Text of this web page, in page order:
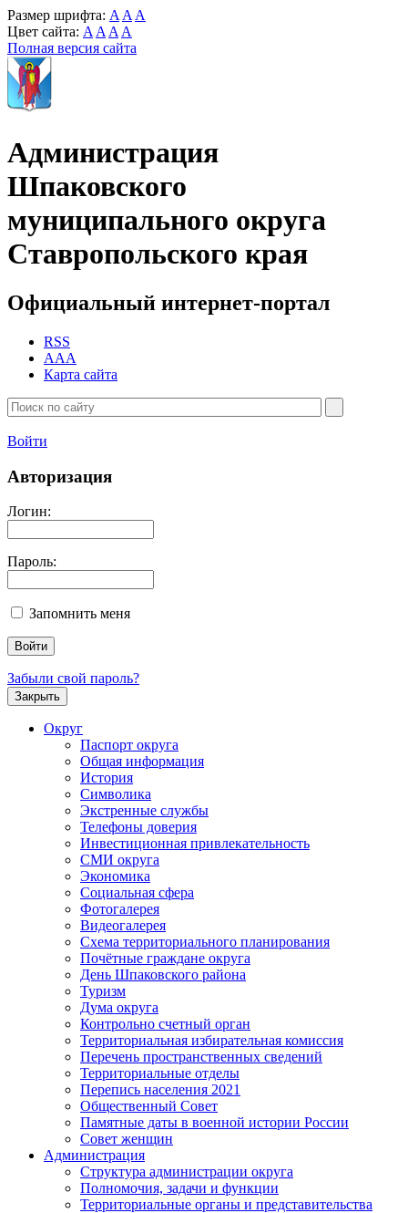
Размер шрифта: A A A
Цвет сайта: A A A A
Полная версия сайта
Администрация
Шпаковского
муниципального округа
Ставропольского края
Официальный интернет-портал
RSS
AAA
Карта сайта
Войти
Авторизация
Логин:
Пароль:
Запомнить меня
Забыли свой пароль?
Закрыть
Округ
Паспорт округа
Общая информация
История
Символика
Экстренные службы
Телефоны доверия
Инвестиционная привлекательность
СМИ округа
Экономика
Социальная сфера
Фотогалерея
Видеогалерея
Схема территориального планирования
Почётные граждане округа
День Шпаковского района
Туризм
Дума округа
Контрольно счетный орган
Территориальная избирательная комиссия
Перечень пространственных сведений
Территориальные отделы
Перепись населения 2021
Общественный Совет
Памятные даты в военной истории России
Совет женщин
Администрация
Структура администрации округа
Полномочия, задачи и функции
Территориальные органы и представительства